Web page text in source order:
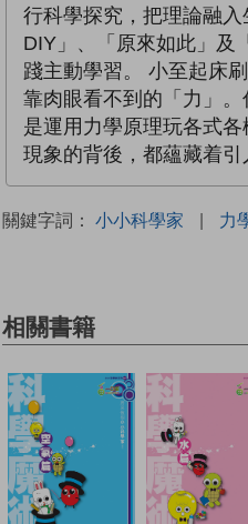
行科學探究，把理論融
DIY」、「原來如此」及
踐主動學習。 小至起床
靠肉眼看不到的「力」
是運用力學原理玩各式
現象的背後，都蘊藏着引
關鍵字詞： 小小科學家 | 力
相關書籍